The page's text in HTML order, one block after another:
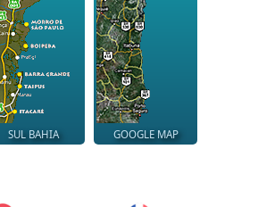
SUL BAHIA GOOGLE MAP